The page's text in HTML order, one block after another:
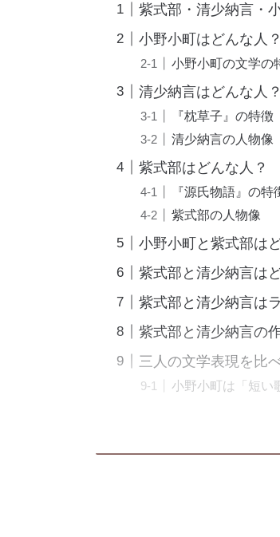
紫式部・清少納言・
小野小町はどんな人？
小野小町の文学の
清少納言はどんな人？
『枕草子』の特徴
清少納言の人物像
紫式部はどんな人？
『源氏物語』の特
紫式部の人物像
小野小町と紫式部は
紫式部と清少納言は
紫式部と清少納言は
紫式部と清少納言の
三人の文学表現を比
小野小町は「短い